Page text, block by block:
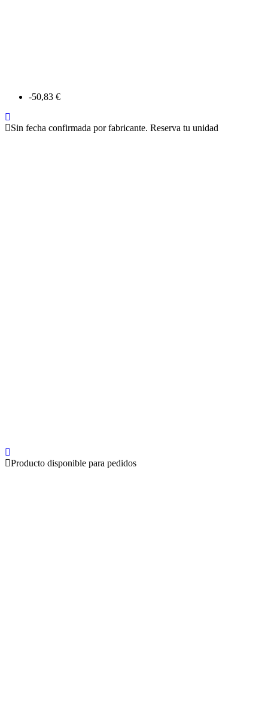
-50,83 €
Sin fecha confirmada por fabricante. Reserva tu unidad
Producto disponible para pedidos